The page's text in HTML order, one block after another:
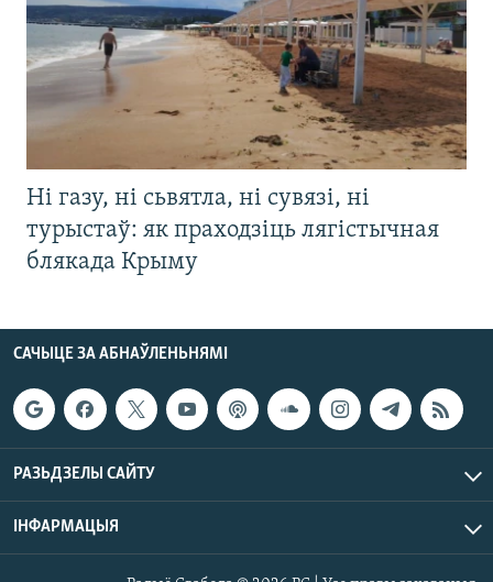
Ні газу, ні сьвятла, ні сувязі, ні
турыстаў: як праходзіць лягістычная
блякада Крыму
САЧЫЦЕ ЗА АБНАЎЛЕНЬНЯМІ
РАЗЬДЗЕЛЫ САЙТУ
ІНФАРМАЦЫЯ